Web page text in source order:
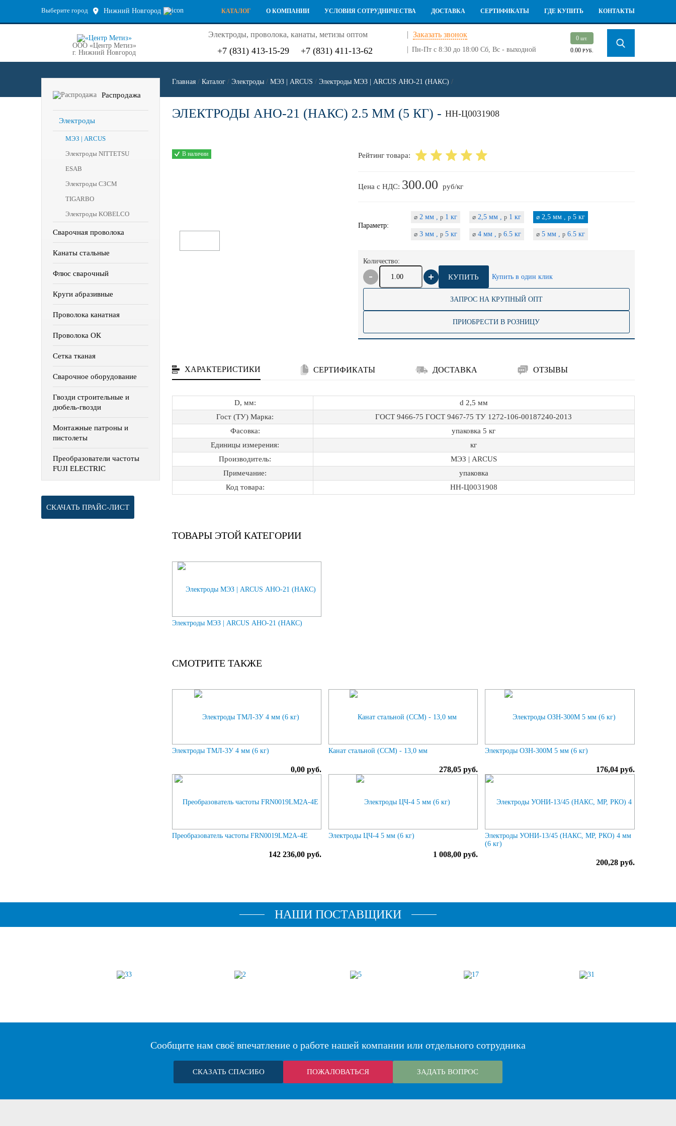
Выберите город Нижний Новгород КАТАЛОГ О КОМПАНИИ УСЛОВИЯ СОТРУДНИЧЕСТВА ДОСТАВКА СЕРТИФИКАТЫ ГДЕ КУПИТЬ КОНТАКТЫ
ООО «Центр Метиз»
г. Нижний Новгород
Электроды, проволока, канаты, метизы оптом Заказать звонок
+7 (831) 413-15-29 +7 (831) 411-13-62 Пн-Пт с 8:30 до 18:00 Сб, Вс - выходной
0шт.
0.00 РУБ.
Распродажа
Электроды
МЭЗ | ARCUS
Электроды NITTETSU
ESAB
Электроды СЗСМ
TIGARBO
Электроды KOBELCO
Сварочная проволока
Канаты стальные
Флюс сварочный
Круги абразивные
Проволока канатная
Проволока ОК
Сетка тканая
Сварочное оборудование
Гвозди строительные и
дюбель-гвозди
Монтажные патроны и
пистолеты
Преобразователи частоты
FUJI ELECTRIC
СКАЧАТЬ ПРАЙС-ЛИСТ
Главная / Каталог / Электроды / МЭЗ | ARCUS / Электроды МЭЗ | ARCUS АНО-21 (НАКС) /
ЭЛЕКТРОДЫ АНО-21 (НАКС) 2.5 ММ (5 КГ) - НН-Ц0031908
В наличии Рейтинг товара:
Цена с НДС: 300.00 руб/кг
Параметр:
⌀2 мм , p1 кг ⌀2,5 мм , p1 кг ⌀2,5 мм , p5 кг
⌀3 мм , p5 кг ⌀4 мм , p6.5 кг ⌀5 мм , p6.5 кг
Количество:
КУПИТЬ Купить в один клик
ЗАПРОС НА КРУПНЫЙ ОПТ
ПРИОБРЕСТИ В РОЗНИЦУ
ХАРАКТЕРИСТИКИ СЕРТИФИКАТЫ ДОСТАВКА ОТЗЫВЫ
D, мм:
d 2,5 мм
Гост (ТУ) Марка:
ГОСТ 9466-75 ГОСТ 9467-75 ТУ 1272-106-00187240-2013
Фасовка:
упаковка 5 кг
Единицы измерения:
кг
Производитель:
МЭЗ | ARCUS
Примечание:
упаковка
Код товара:
НН-Ц0031908
ТОВАРЫ ЭТОЙ КАТЕГОРИИ
Электроды МЭЗ | ARCUS АНО-21 (НАКС)
СМОТРИТЕ ТАКЖЕ
Электроды ТМЛ-3У 4 мм (6 кг)
0,00 руб.
Канат стальной (ССМ) - 13,0 мм
278,05 руб.
Электроды ОЗН-300М 5 мм (6 кг)
176,04 руб.
Преобразователь частоты FRN0019LM2A-4E
142 236,00 руб.
Электроды ЦЧ-4 5 мм (6 кг)
1 008,00 руб.
Электроды УОНИ-13/45 (НАКС, МР, РКО) 4 мм
(6 кг)
200,28 руб.
НАШИ ПОСТАВЩИКИ
Сообщите нам своё впечатление о работе нашей компании или отдельного сотрудника
СКАЗАТЬ СПАСИБО ПОЖАЛОВАТЬСЯ ЗАДАТЬ ВОПРОС